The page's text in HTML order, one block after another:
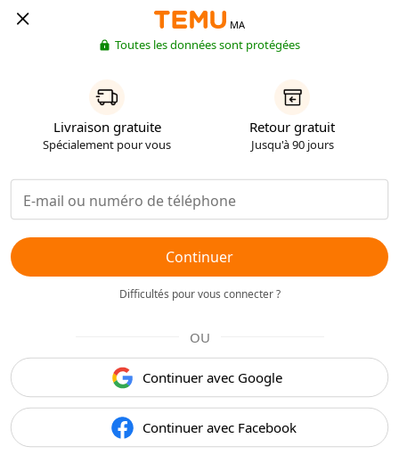
MA
Toutes les données sont protégées
Livraison gratuite
Spécialement pour vous
Retour gratuit
Jusqu'à 90 jours
Continuer
Difficultés pour vous connecter ?
OU
Continuer avec Google
Continuer avec Facebook